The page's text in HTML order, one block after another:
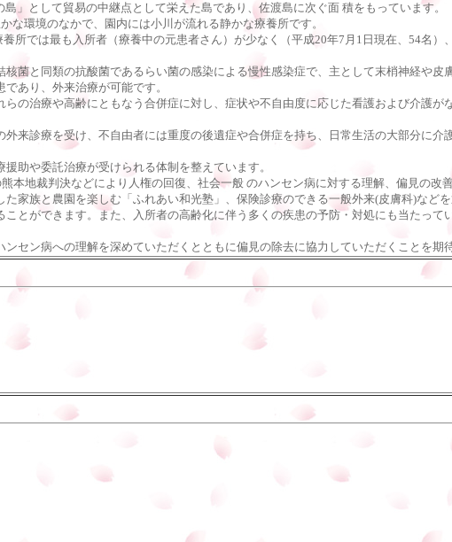
として貿易の中継点として栄えた島であり、佐渡島に次ぐ面 積をもっています。
環境のなかで、園内には小川が流れる静かな療養所です。
では最も入所者（療養中の元患者さん）が少なく（平成20年7月1日現在、54名）
と同類の抗酸菌であるらい菌の感染による慢性感染症で、主として末梢神経や皮
あり、外来治療が可能です。
治療や高齢にともなう合併症に対し、症状や不自由度に応じた看護および介護が
診療を受け、不自由者には重度の後遺症や合併症を持ち、日常生活の大部分に介
助や委託治療が受けられる体制を整えています。
地裁判決などにより人権の回復、社会一般 のハンセン病に対する理解、偏見の改
族と農園を楽しむ「ふれあい和光塾」、保険診療のできる一般外来(皮膚科)などを
とができます。また、入所者の高齢化に伴う多くの疾患の予防・対処にも当たって
ン病への理解を深めていただくとともに偏見の除去に協力していただくことを期